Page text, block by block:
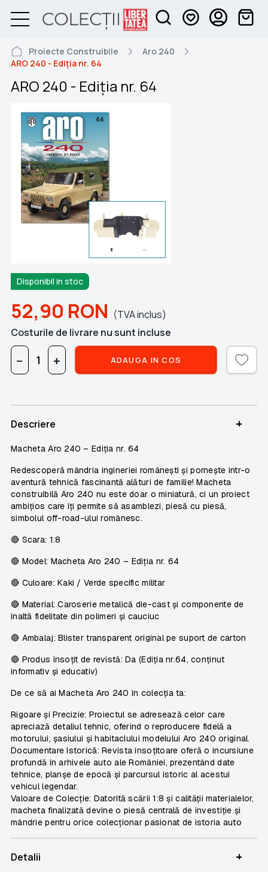
Proiecte Construibile
Aro 240
ARO 240 - Ediția nr. 64
ARO 240 - Ediția nr. 64
Disponibil in stoc
52,90 RON (TVA inclus)
Costurile de livrare nu sunt incluse
− + ADAUGA IN COS
Descriere +
Macheta Aro 240 – Ediția nr. 64
Redescoperă mândria ingineriei românești și pornește într-o
aventură tehnică fascinantă alături de familie! Macheta
construibilă Aro 240 nu este doar o miniatură, ci un proiect
ambițios care îți permite să asamblezi, piesă cu piesă,
simbolul off-road-ului românesc.
🔴 Scara: 1:8
🔴 Model: Macheta Aro 240 – Ediția nr. 64
🔴 Culoare: Kaki / Verde specific militar
🔴 Material: Caroserie metalică die-cast și componente de
înaltă fidelitate din polimeri și cauciuc
🔴 Ambalaj: Blister transparent original pe suport de carton
🔴 Produs însoțit de revistă: Da (Ediția nr.64, conținut
informativ și educativ)
De ce să ai Macheta Aro 240 în colecția ta:
Rigoare și Precizie: Proiectul se adresează celor care
apreciază detaliul tehnic, oferind o reproducere fidelă a
motorului, șasiului și habitaclului modelului Aro 240 original.
Documentare Istorică: Revista însoțitoare oferă o incursiune
profundă în arhivele auto ale României, prezentând date
tehnice, planșe de epocă și parcursul istoric al acestui
vehicul legendar.
Valoare de Colecție: Datorită scării 1:8 și calității materialelor,
macheta finalizată devine o piesă centrală de investiție și
mândrie pentru orice colecționar pasionat de istoria auto
Detalii +